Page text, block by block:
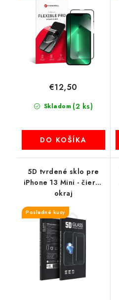
Skladom (2 ks)
€12,50
DO KOŠÍKA
5D tvrdené sklo pre
iPhone 13 Mini - čierny
okraj
Posledné kusy